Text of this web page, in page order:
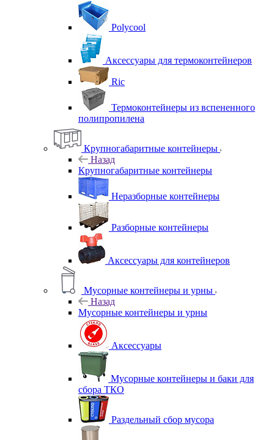
Polycool
Аксессуары для термоконтейнеров
Ric
Термоконтейнеры из вспененного
полипропилена
Крупногабаритные контейнеры
Назад
Крупногабаритные контейнеры
Неразборные контейнеры
Разборные контейнеры
Аксессуары для контейнеров
Мусорные контейнеры и урны
Назад
Мусорные контейнеры и урны
Аксессуары
Мусорные контейнеры и баки для
сбора ТКО
Раздельный сбор мусора